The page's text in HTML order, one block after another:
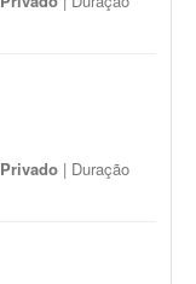
Privado | Duração